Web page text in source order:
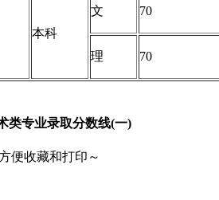
本科
文 70
理 70
类专业录取分数线(一)
便收藏和打印～